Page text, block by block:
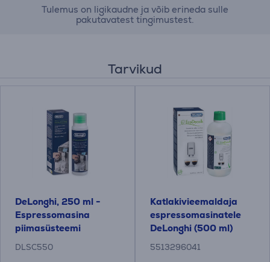
Tulemus on ligikaudne ja võib erineda sulle
pakutavatest tingimustest.
Tarvikud
DeLonghi, 250 ml -
Espressomasina
piimasüsteemi
puhastusvahend
DLSC550
Katlakivieemaldaja
espressomasinatele
DeLonghi (500 ml)
5513296041